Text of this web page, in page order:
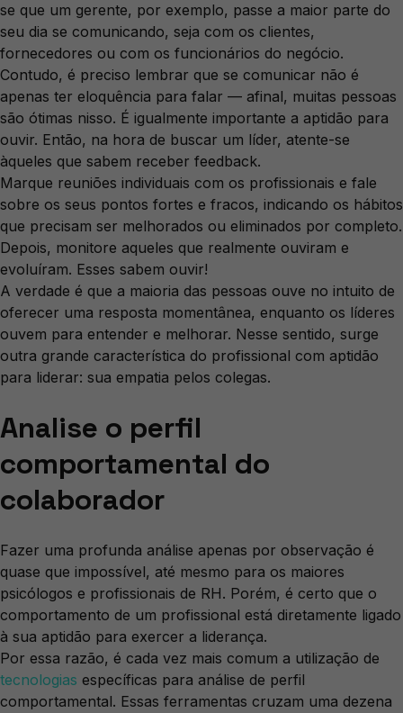
se que um gerente, por exemplo, passe a maior parte do
seu dia se comunicando, seja com os clientes,
fornecedores ou com os funcionários do negócio.
Contudo, é preciso lembrar que se comunicar não é
apenas ter eloquência para falar — afinal, muitas pessoas
são ótimas nisso. É igualmente importante a aptidão para
ouvir. Então, na hora de buscar um líder, atente-se
àqueles que sabem receber feedback.
Marque reuniões individuais com os profissionais e fale
sobre os seus pontos fortes e fracos, indicando os hábitos
que precisam ser melhorados ou eliminados por completo.
Depois, monitore aqueles que realmente ouviram e
evoluíram. Esses sabem ouvir!
A verdade é que a maioria das pessoas ouve no intuito de
oferecer uma resposta momentânea, enquanto os líderes
ouvem para entender e melhorar. Nesse sentido, surge
outra grande característica do profissional com aptidão
para liderar: sua empatia pelos colegas.
Analise o perfil
comportamental do
colaborador
Fazer uma profunda análise apenas por observação é
quase que impossível, até mesmo para os maiores
psicólogos e profissionais de RH. Porém, é certo que o
comportamento de um profissional está diretamente ligado
à sua aptidão para exercer a liderança.
Por essa razão, é cada vez mais comum a utilização de
tecnologias específicas para análise de perfil
comportamental. Essas ferramentas cruzam uma dezena